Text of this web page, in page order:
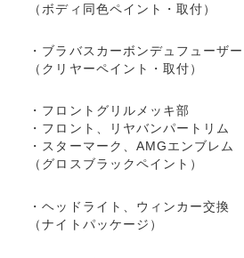
（ボディ同色ペイント・取付）
・ブラバスカーボンデュフューザー
（クリヤーペイント・取付）
・フロントグリルメッキ部
・フロント、リヤバンパートリム
・スターマーク、AMGエンブレム
（グロスブラックペイント）
・ヘッドライト、ウィンカー交換
（ナイトパッケージ）